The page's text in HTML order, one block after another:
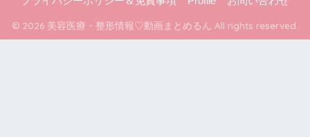
© 2026 美容医療・整形情報♡動画まとめるん All rights reserved.